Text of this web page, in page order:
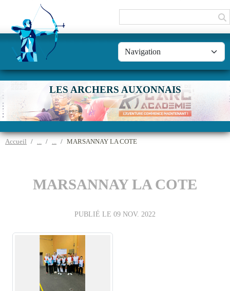
LES ARCHERS AUXONNAIS
Accueil MARSANNAY LA COTE
MARSANNAY LA COTE
PUBLIÉ LE 09 NOV. 2022
Panneau de gestion des cookies